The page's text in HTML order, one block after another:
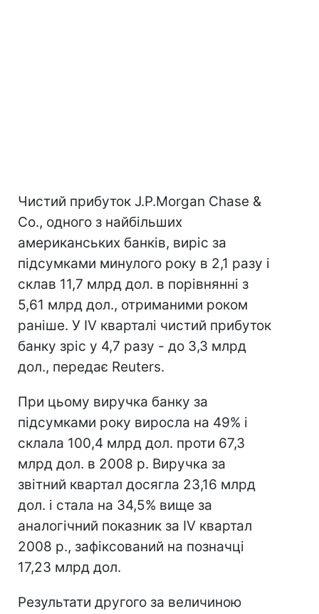
Чистий прибуток J.P.Morgan Chase &
Co., одного з найбільших
американських банків, виріс за
підсумками минулого року в 2,1 разу і
склав 11,7 млрд дол. в порівнянні з
5,61 млрд дол., отриманими роком
раніше. У IV кварталі чистий прибуток
банку зріс у 4,7 разу - до 3,3 млрд
дол., передає Reuters.
При цьому виручка банку за
підсумками року виросла на 49% і
склала 100,4 млрд дол. проти 67,3
млрд дол. в 2008 р. Виручка за
звітний квартал досягла 23,16 млрд
дол. і стала на 34,5% вище за
аналогічний показник за IV квартал
2008 р., зафіксований на позначці
17,23 млрд дол.
Результати другого за величиною